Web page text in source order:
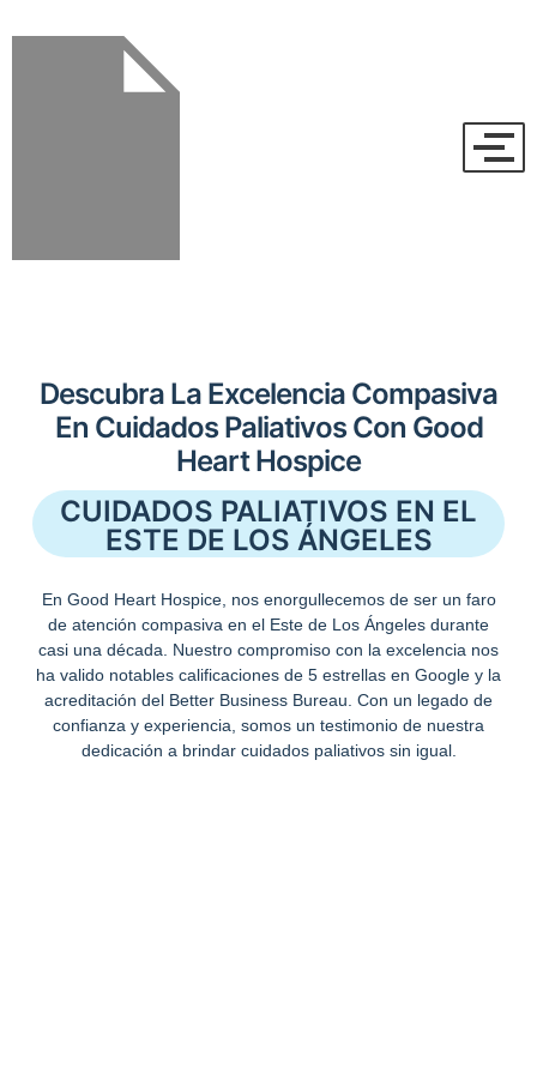
Descubra La Excelencia Compasiva
En Cuidados Paliativos Con Good
Heart Hospice
CUIDADOS PALIATIVOS EN EL
ESTE DE LOS ÁNGELES
En Good Heart Hospice, nos enorgullecemos de ser un faro
de atención compasiva en el Este de Los Ángeles durante
casi una década. Nuestro compromiso con la excelencia nos
ha valido notables calificaciones de 5 estrellas en Google y la
acreditación del Better Business Bureau. Con un legado de
confianza y experiencia, somos un testimonio de nuestra
dedicación a brindar cuidados paliativos sin igual.